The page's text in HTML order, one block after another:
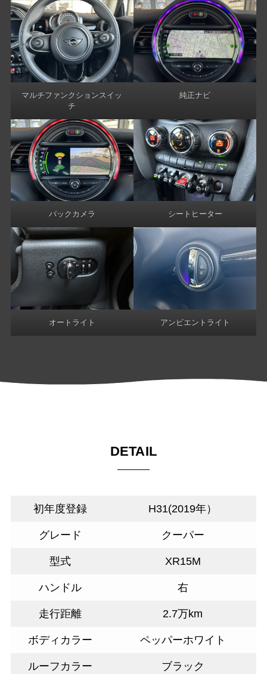
マルチファンクションスイッ
チ
純正ナビ
バックカメラ シートヒーター
オートライト アンビエントライト
DETAIL
初年度登録 H31(2019年）
グレード クーパー
型式 XR15M
ハンドル 右
走行距離 2.7万km
ボディカラー ペッパーホワイト
ルーフカラー ブラック